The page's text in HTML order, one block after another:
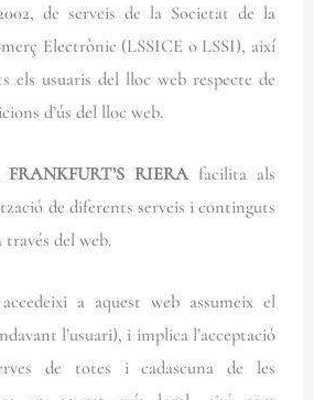
de serveis de la Societat de la
Electrònic (LSSICE o LSSI), així
els usuaris del lloc web respecte de
d’ús del lloc web.
FRANKFURT’S RIERAfacilita als
de diferents serveis i continguts
través del web.
a aquest web assumeix el
l’usuari), i implica l’acceptació
de totes i cadascuna de les